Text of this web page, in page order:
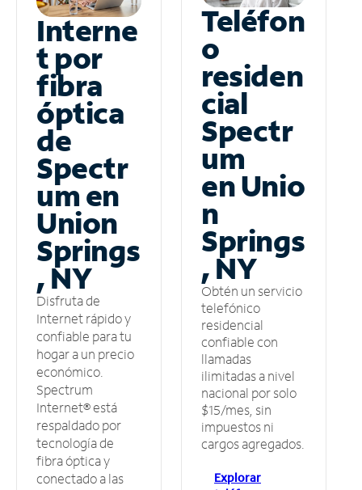
Interne
t por
fibra
óptica
de
Spectr
um en
Union
Springs
, NY
Disfruta de
Internet rápido y
confiable para tu
hogar a un precio
económico.
Spectrum
Internet® está
respaldado por
tecnología de
fibra óptica y
conectado a las
Teléfon
o
residen
cial
Spectr
um
en Unio
n
Springs
, NY
Obtén un servicio
telefónico
residencial
confiable con
llamadas
ilimitadas a nivel
nacional por solo
$15/mes, sin
impuestos ni
cargos agregados.
Explorar